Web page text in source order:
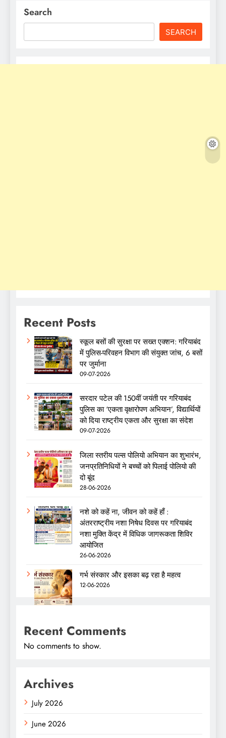
Search
SEARCH
Recent Posts
स्कूल बसों की सुरक्षा पर सख्त एक्शन: गरियाबंद
में पुलिस-परिवहन विभाग की संयुक्त जांच, 6 बसों
पर जुर्माना
09-07-2026
सरदार पटेल की 150वीं जयंती पर गरियाबंद
पुलिस का ‘एकता वृक्षारोपण अभियान’, विद्यार्थियों
को दिया राष्ट्रीय एकता और सुरक्षा का संदेश
09-07-2026
जिला स्तरीय पल्स पोलियो अभियान का शुभारंभ,
जनप्रतिनिधियों ने बच्चों को पिलाई पोलियो की
दो बूंद
28-06-2026
नशे को कहें ना, जीवन को कहें हाँ :
अंतरराष्ट्रीय नशा निषेध दिवस पर गरियाबंद
नशा मुक्ति केंद्र में विधिक जागरूकता शिविर
आयोजित
26-06-2026
गर्भ संस्कार और इसका बढ़ रहा है महत्व
12-06-2026
Recent Comments
No comments to show.
Archives
July 2026
June 2026